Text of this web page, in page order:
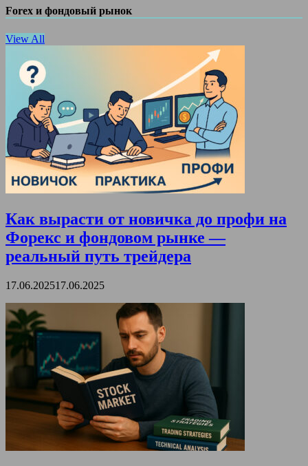
Forex и фондовый рынок
View All
Как вырасти от новичка до профи на
Форекс и фондовом рынке —
реальный путь трейдера
17.06.202517.06.2025